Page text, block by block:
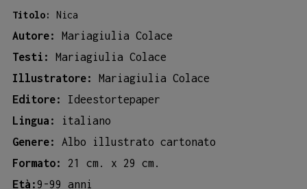
Titolo: Nica
Autore: Mariagiulia Colace
Testi: Mariagiulia Colace
Illustratore: Mariagiulia Colace
Editore: Ideestortepaper
Lingua:
italiano
Genere: Albo illustrato cartonato
Formato: 21 cm. x 29 cm.
Età:9-99 anni